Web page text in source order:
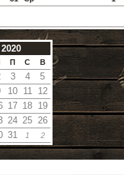
П С
В
3 4 5
10 11 12
17 18 19
24 25 26
31 1 2